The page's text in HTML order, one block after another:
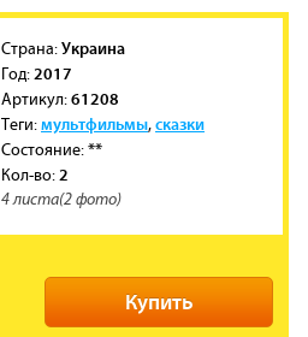
Cтрана:Украина
Год: 2017
Артикул:61208
Теги:мультфильмы,сказки
Состояние:**
Кол-во: 2
4 листа(2 фото)
Купить